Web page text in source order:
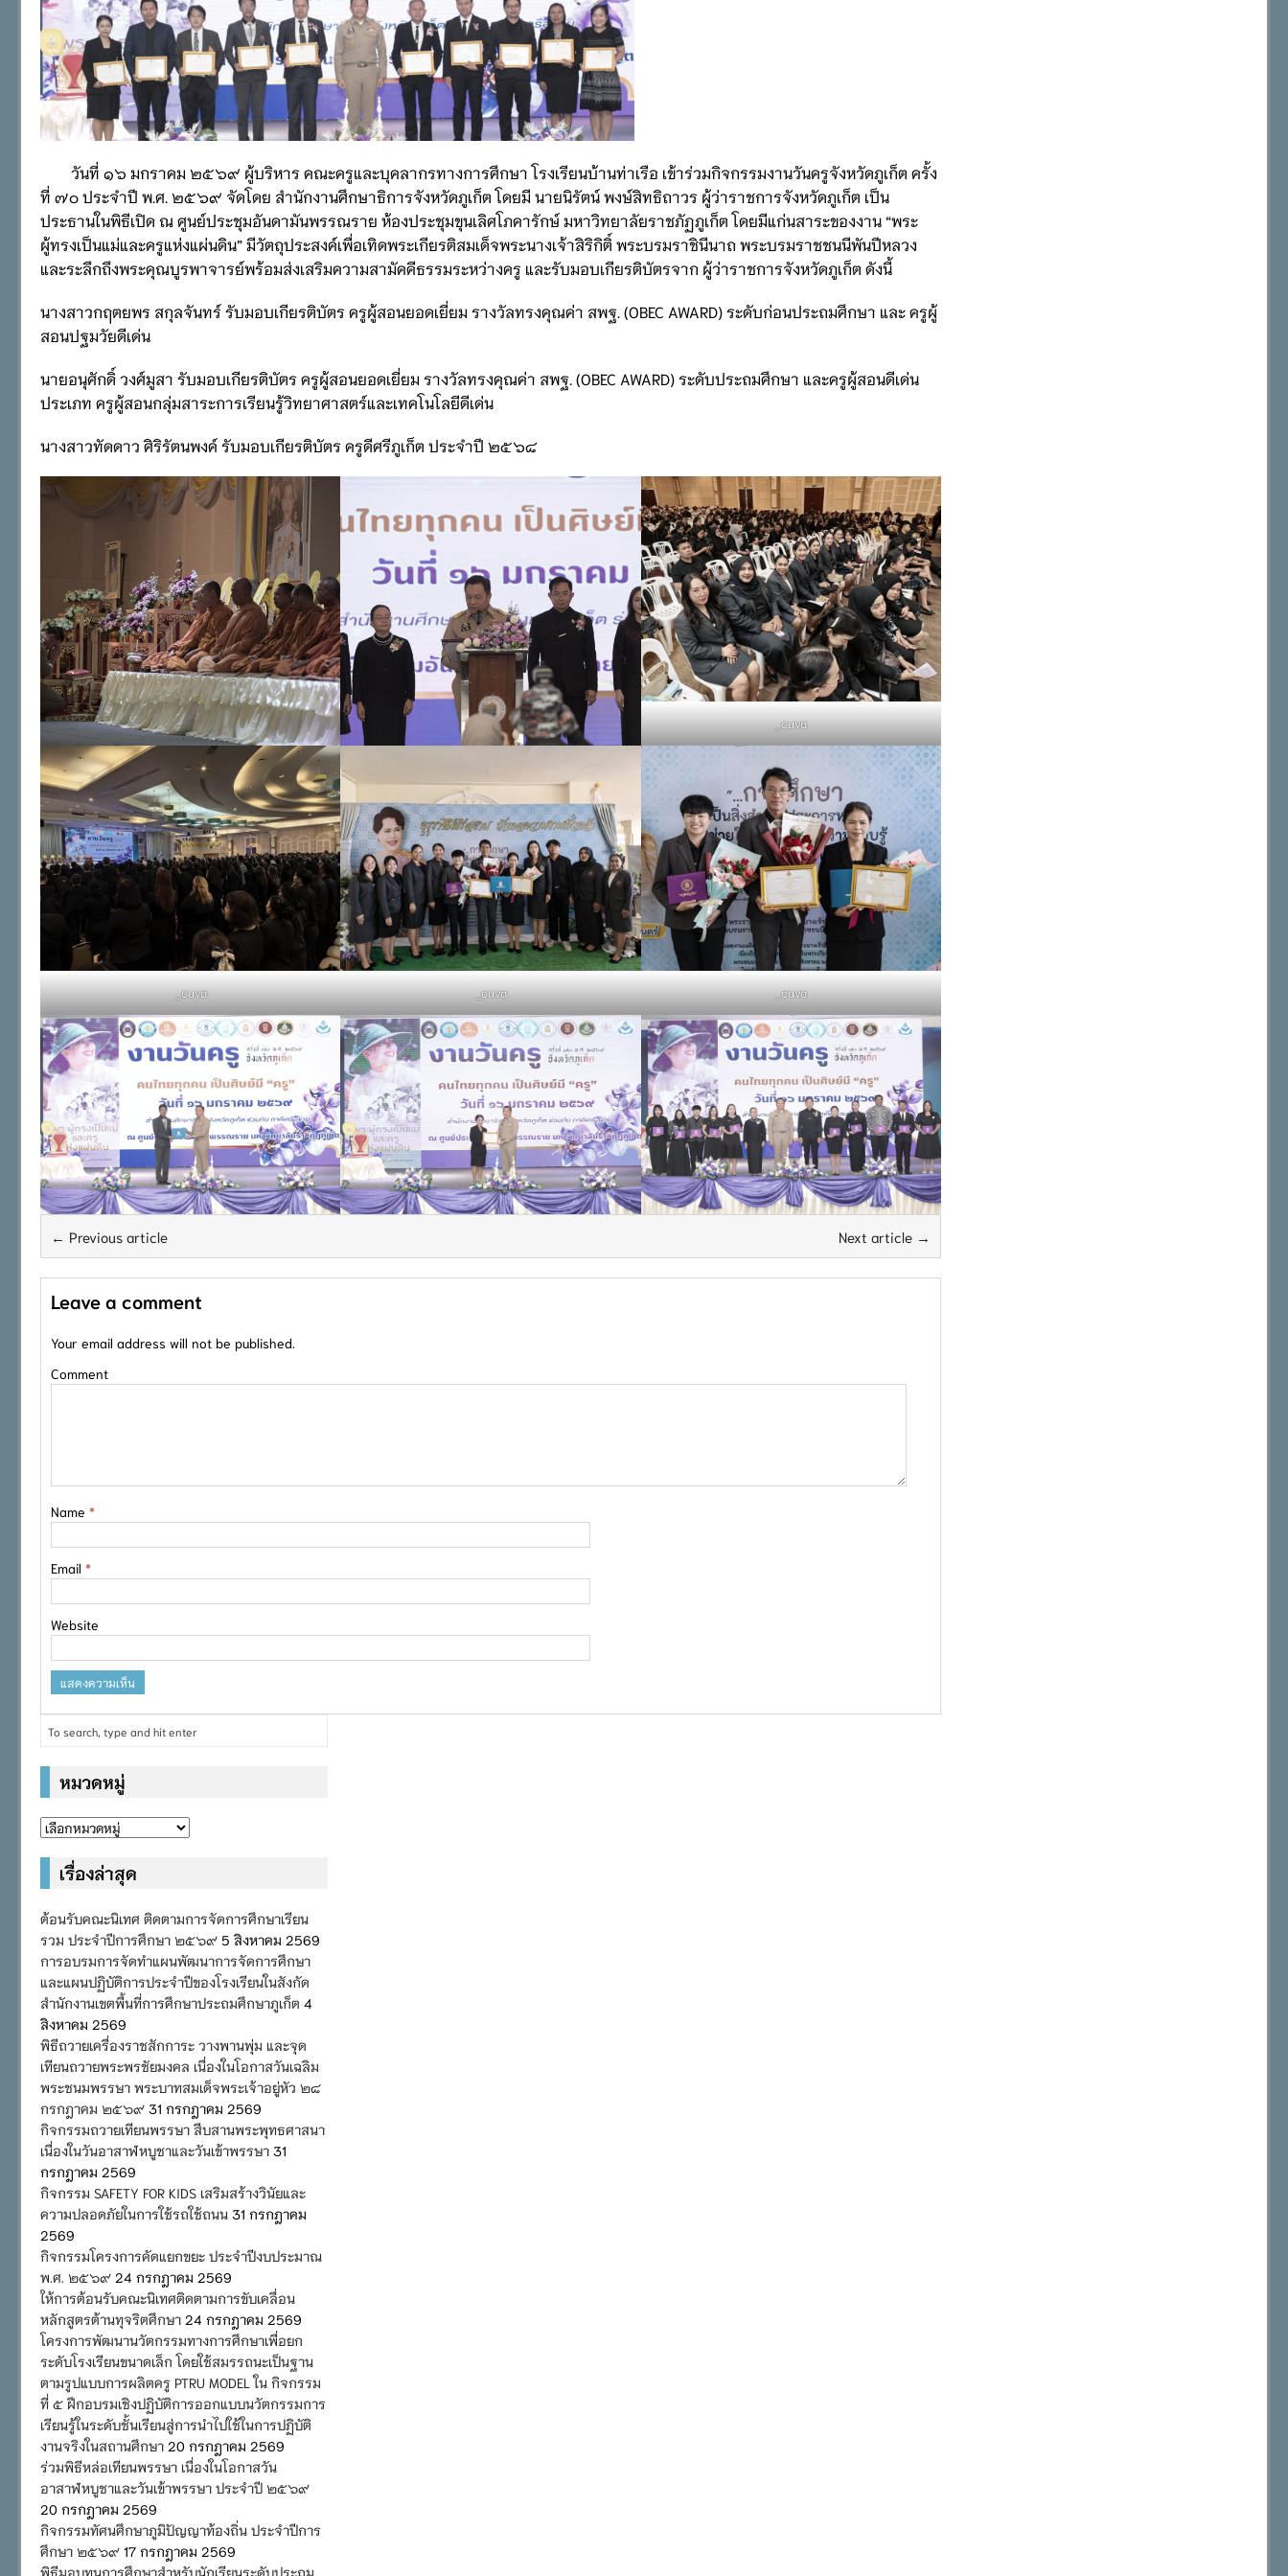
วันที่ ๑๖ มกราคม ๒๕๖๙ ผู้บริหาร คณะครูและบุคลากรทางการศึกษา โรงเรียนบ้านท่าเรือ เข้าร่วมกิจกรรมงานวันครูจังหวัดภูเก็ต ครั้ง
ที่ ๗๐ ประจำปี พ.ศ. ๒๕๖๙ จัดโดย สำนักงานศึกษาธิการจังหวัดภูเก็ต โดยมี นายนิรัตน์ พงษ์สิทธิถาวร ผู้ว่าราชการจังหวัดภูเก็ต เป็น
ประธานในพิธีเปิด ณ ศูนย์ประชุมอันดามันพรรณราย ห้องประชุมขุนเลิศโภคารักษ์ มหาวิทยาลัยราชภัฏภูเก็ต โดยมีแก่นสาระของงาน “พระ
ผู้ทรงเป็นแม่และครูแห่งแผ่นดิน” มีวัตถุประสงค์เพื่อเทิดพระเกียรติสมเด็จพระนางเจ้าสิริกิติ์ พระบรมราชินีนาถ พระบรมราชชนนีพันปีหลวง
และระลึกถึงพระคุณบูรพาจารย์พร้อมส่งเสริมความสามัคคีธรรมระหว่างครู และรับมอบเกียรติบัตรจาก ผู้ว่าราชการจังหวัดภูเก็ต ดังนี้
นางสาวกฤตยพร สกุลจันทร์ รับมอบเกียรติบัตร ครูผู้สอนยอดเยี่ยม รางวัลทรงคุณค่า สพฐ. (OBEC AWARD​) ระดับก่อนประถมศึกษา และ ครูผู้
สอนปฐมวัยดีเด่น
นายอนุศักดิ์ วงศ์มูสา รับมอบเกียรติบัตร ครูผู้สอนยอดเยี่ยม รางวัลทรงคุณค่า สพฐ. (OBEC AWARD​) ระดับประถมศึกษา และครูผู้สอนดีเด่น
ประเภท ครูผู้สอนกลุ่มสาระการเรียนรู้วิทยาศาสตร์และเทคโนโลยีดีเด่น
นางสาวทัดดาว ศิริรัตนพงค์ รับมอบเกียรติบัตร ครูดีศรีภูเก็ต ประจำปี ๒๕๖๘
_cuva
_cuva _cuva _cuva
← Previous article Next article →
Leave a comment
Your email address will not be published.
Comment
Name *
Email *
Website
หมวดหมู่
หมวด
เรื่องล่าสุด
ต้อนรับคณะนิเทศ ติดตามการจัดการศึกษาเรียน
รวม ประจำปีการศึกษา ๒๕๖๙ 5 สิงหาคม 2569
การอบรมการจัดทำแผนพัฒนาการจัดการศึกษา
และแผนปฏิบัติการประจำปีของโรงเรียนในสังกัด
สำนักงานเขตพื้นที่การศึกษาประถมศึกษาภูเก็ต 4
สิงหาคม 2569
พิธีถวายเครื่องราชสักการะ วางพานพุ่ม และจุด
เทียนถวายพระพรชัยมงคล เนื่องในโอกาสวันเฉลิม
พระชนมพรรษา พระบาทสมเด็จพระเจ้าอยู่หัว ๒๘
กรกฎาคม ๒๕๖๙ 31 กรกฎาคม 2569
กิจกรรมถวายเทียนพรรษา สืบสานพระพุทธศาสนา
เนื่องในวันอาสาฬหบูชาและวันเข้าพรรษา 31
กรกฎาคม 2569
กิจกรรม SAFETY FOR KIDS เสริมสร้างวินัยและ
ความปลอดภัยในการใช้รถใช้ถนน 31 กรกฎาคม
2569
กิจกรรมโครงการคัดแยกขยะ ประจำปีงบประมาณ
พ.ศ. ๒๕๖๙ 24 กรกฎาคม 2569
ให้การต้อนรับคณะนิเทศติดตามการขับเคลื่อน
หลักสูตรต้านทุจริตศึกษา 24 กรกฎาคม 2569
โครงการพัฒนานวัตกรรมทางการศึกษาเพื่อยก
ระดับโรงเรียนขนาดเล็ก โดยใช้สมรรถนะเป็นฐาน
ตามรูปแบบการผลิตครู PTRU MODEL ใน กิจกรรม
ที่ ๕ ฝึกอบรมเชิงปฏิบัติการออกแบบนวัตกรรมการ
เรียนรู้ในระดับชั้นเรียนสู่การนำไปใช้ในการปฏิบัติ
งานจริงในสถานศึกษา 20 กรกฎาคม 2569
ร่วมพิธีหล่อเทียนพรรษา เนื่องในโอกาสวัน
อาสาฬหบูชาและวันเข้าพรรษา ประจำปี ๒๕๖๙
20 กรกฎาคม 2569
กิจกรรมทัศนศึกษาภูมิปัญญาท้องถิ่น ประจำปีการ
ศึกษา ๒๕๖๙ 17 กรกฎาคม 2569
พิธีมอบทุนการศึกษาสำหรับนักเรียนระดับประถม